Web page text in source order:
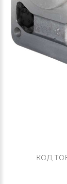
КОД